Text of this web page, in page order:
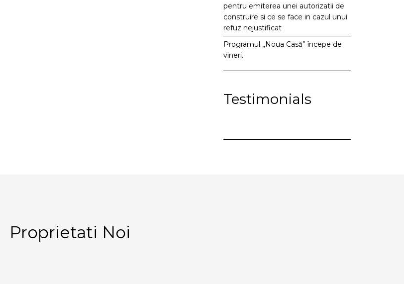
pentru emiterea unei autorizatii de
construire si ce se face in cazul unui
refuz nejustificat
Programul „Noua Casă” începe de
vineri.
Testimonials
Proprietati Noi